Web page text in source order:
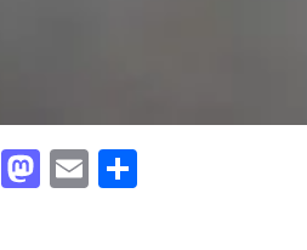
F M E